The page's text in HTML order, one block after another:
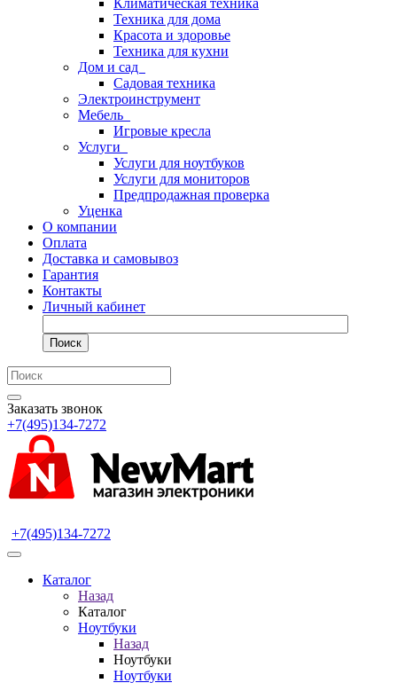
Климатическая техника
Техника для дома
Красота и здоровье
Техника для кухни
Дом и сад
Садовая техника
Электроинструмент
Мебель
Игровые кресла
Услуги
Услуги для ноутбуков
Услуги для мониторов
Предпродажная проверка
Уценка
О компании
Оплата
Доставка и самовывоз
Гарантия
Контакты
Личный кабинет
Поиск
Заказать звонок
+7(495)134-7272
+7(495)134-7272
Каталог
Назад
Каталог
Ноутбуки
Назад
Ноутбуки
Ноутбуки